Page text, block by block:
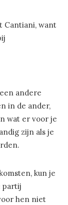
Cantiani, want
andere
in de ander,
wat er voor je
zijn als je
kun je
partij
hen niet